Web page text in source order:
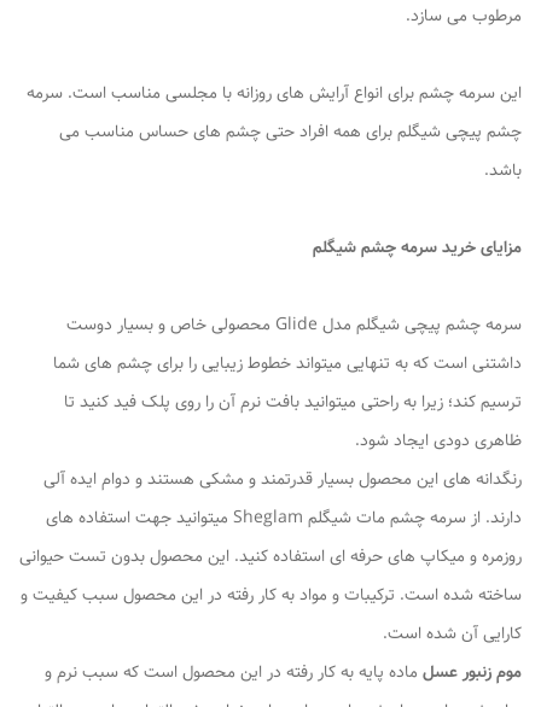
مرطوب می سازد.
این سرمه چشم برای انواع آرایش های روزانه با مجلسی مناسب است. سرمه
چشم پیچی شیگلم برای همه افراد حتی چشم های حساس مناسب می
باشد.
مزایای خرید سرمه چشم شیگلم
سرمه چشم پیچی شیگلم مدل Glide محصولی خاص و بسیار دوست
داشتنی است که به تنهایی میتواند خطوط زیبایی را برای چشم های شما
ترسیم کند؛ زیرا به راحتی میتوانید بافت نرم آن را روی پلک فید کنید تا
ظاهری دودی ایجاد شود.
رنگدانه های این محصول بسیار قدرتمند و مشکی هستند و دوام ایده آلی
دارند. از سرمه چشم مات شیگلم Sheglam میتوانید جهت استفاده های
روزمره و میکاپ های حرفه ای استفاده کنید. این محصول بدون تست حیوانی
ساخته شده است. ترکیبات و مواد به کار رفته در این محصول سبب کیفیت و
کارایی آن شده است.
موم زنبور عسل ماده پایه به کار رفته در این محصول است که سبب نرم و